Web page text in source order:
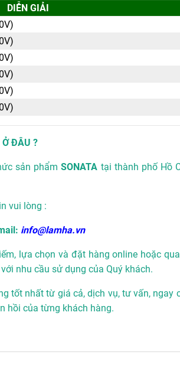
DIỄN GIẢI
Ở ĐÂU ?
sản phẩm SONATA tại thành phố Hồ
vui lòng :
info@lamha.vn
lựa chọn và đặt hàng online hoặc
nhu cầu sử dụng của Quý khách.
tốt nhất từ giá cả, dịch vụ, tư vấn, ngay
hồi của từng khách hàng.